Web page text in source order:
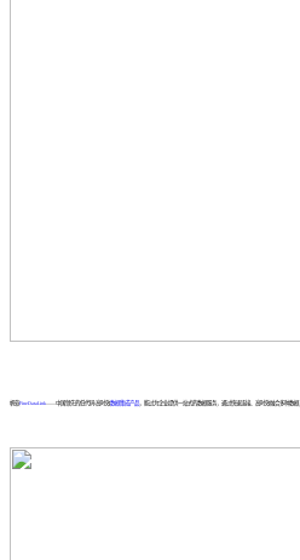
帆软FineDataLink——中国领先的低代码/高时效数据集成产品，能过为企业提供一站式的数据服务，通过快速连接、高时效融合多种数